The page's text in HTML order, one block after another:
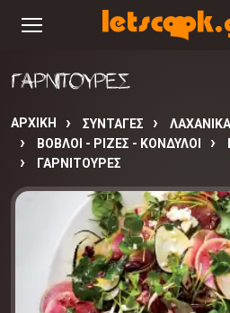
ΓΑΡΝΙΤΟΥΡΕΣ
ΑΡΧΙΚΉ ΣΥΝΤΑΓΈΣ
ΛΑΧΑΝΙΚΑ
ΒΟΒΛΟΙ - ΡΙΖΕΣ - ΚΟΝΔΥΛΟΙ
ΓΑΡΝΙΤΟΥΡΕΣ